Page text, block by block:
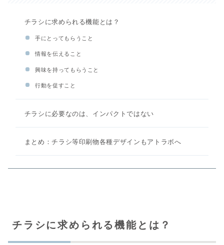
チラシに求められる機能とは？
手にとってもらうこと
情報を伝えること
興味を持ってもらうこと
行動を促すこと
チラシに必要なのは、インパクトではない
まとめ：チラシ等印刷物各種デザインもアトラボへ
チラシに求められる機能とは？